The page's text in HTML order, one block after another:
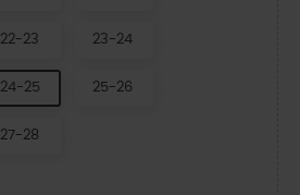
22-23 23-24
24-25 25-26
27-28